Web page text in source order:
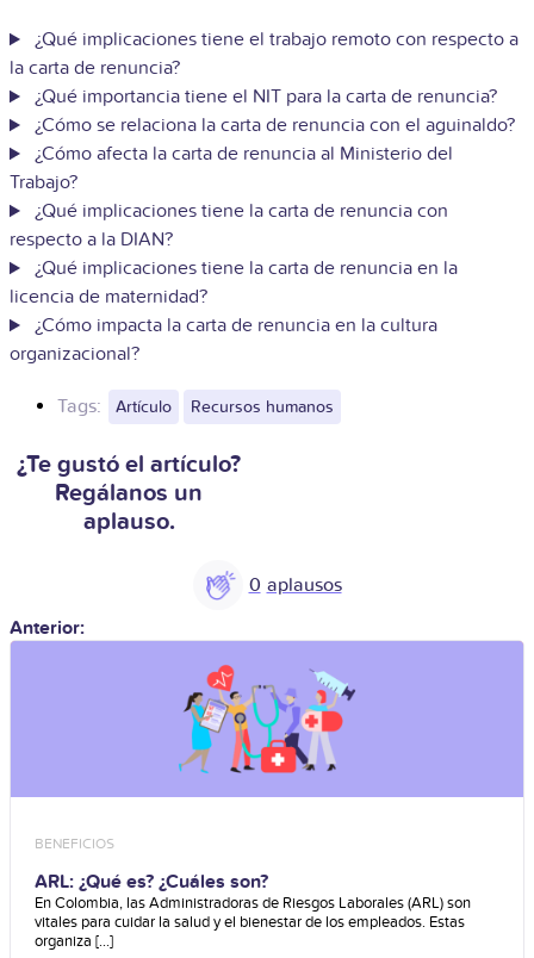
¿Qué implicaciones tiene el trabajo remoto con respecto a
la carta de renuncia?
¿Qué importancia tiene el NIT para la carta de renuncia?
¿Cómo se relaciona la carta de renuncia con el aguinaldo?
¿Cómo afecta la carta de renuncia al Ministerio del
Trabajo?
¿Qué implicaciones tiene la carta de renuncia con
respecto a la DIAN?
¿Qué implicaciones tiene la carta de renuncia en la
licencia de maternidad?
¿Cómo impacta la carta de renuncia en la cultura
organizacional?
Tags: Artículo Recursos humanos
¿Te gustó el artículo?
Regálanos un
aplauso.
0
Anterior:
BENEFICIOS
ARL: ¿Qué es? ¿Cuáles son?
En Colombia, las Administradoras de Riesgos Laborales (ARL) son
vitales para cuidar la salud y el bienestar de los empleados. Estas
organiza [...]